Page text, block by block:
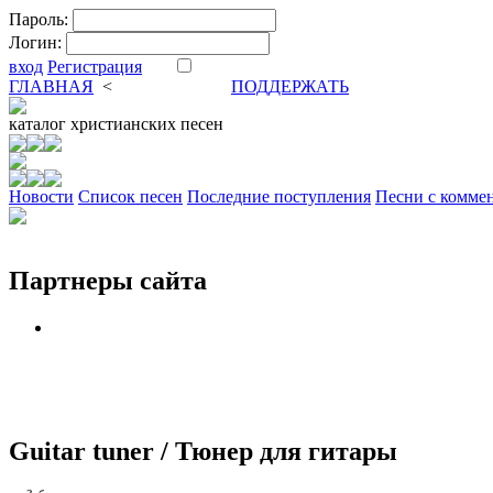
Пароль:
Логин:
вход Регистрация
ГЛАВНАЯ <
ПОДДЕРЖАТЬ
каталог христианских песен
Новости Cписок песен Последние поступления Песни с
Партнеры сайта
Guitar tuner / Тюнер для гитары